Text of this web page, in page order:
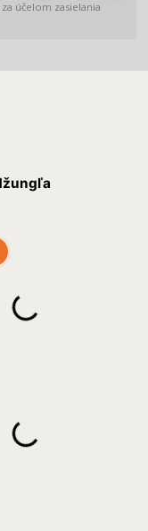
za účelom zasielania